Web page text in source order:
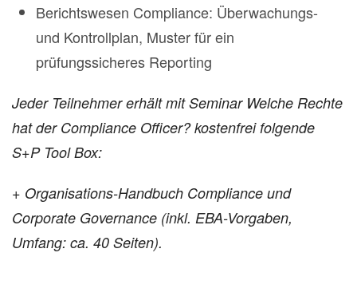
Berichtswesen Compliance: Überwachungs-
und Kontrollplan, Muster für ein
prüfungssicheres Reporting
Jeder Teilnehmer erhält mit Seminar Welche Rechte
hat der Compliance Officer? kostenfrei folgende
S+P Tool Box:
+ Organisations-Handbuch Compliance und
Corporate Governance (inkl. EBA-Vorgaben,
Umfang: ca. 40 Seiten).